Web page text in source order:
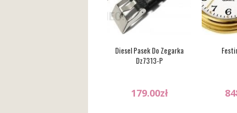
Diesel Pasek Do Zegarka
Dz7313-P
179.00zł